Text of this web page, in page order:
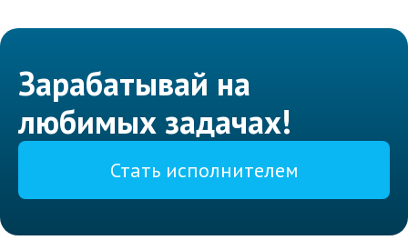
Зарабатывай на
любимых задачах!
Стать исполнителем